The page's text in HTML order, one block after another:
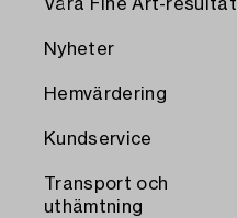
Våra Fine Art-resultat
Nyheter
Hemvärdering
Kundservice
Transport och
uthämtning